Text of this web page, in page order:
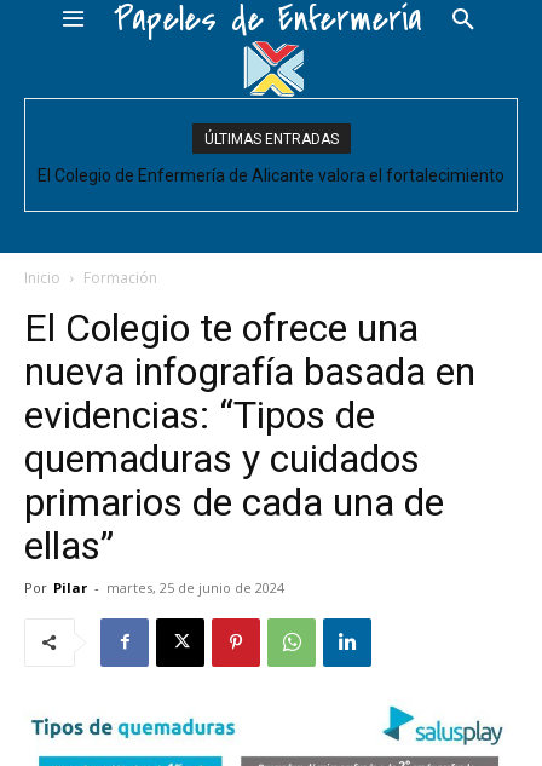
Papeles de Enfermería
ÚLTIMAS ENTRADAS
El Colegio de Enfermería de Alicante valora el fortalecimiento
acompañe de decisiones estructurales para...
Inicio Formación
El Colegio te ofrece una
nueva infografía basada en
evidencias: “Tipos de
quemaduras y cuidados
primarios de cada una de
ellas”
Por Pilar - martes, 25 de junio de 2024